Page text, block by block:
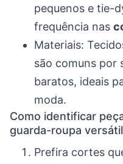
pequenos e tie-
frequência nas
Materiais:
são comuns por
baratos, ideais
moda.
Como identificar
guarda-roupa versátil
Prefira cortes